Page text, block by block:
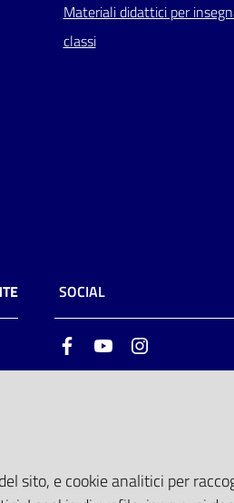
Materiali didattici per
classi
SOCIAL
FacebookYoutube
sito, e cookie analitici per